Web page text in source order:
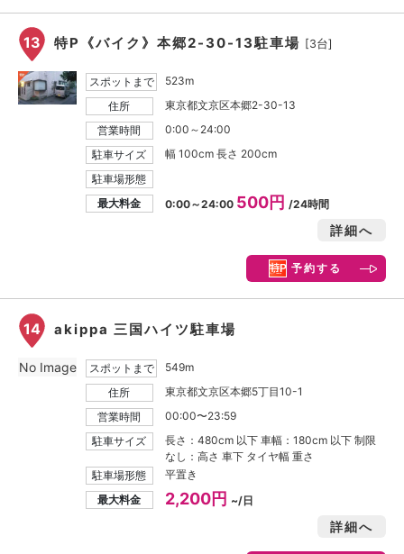
13 特P《バイク》本郷2-30-13駐車場 [3台]
スポットまで
523m
住所
東京都文京区本郷2-30-13
営業時間
0:00～24:00
駐車サイズ
幅 100cm 長さ 200cm
駐車場形態
最大料金
0:00～24:00 500円/24時間
詳細へ
予約する
14 akippa 三国ハイツ駐車場
スポットまで
549m
住所
東京都文京区本郷5丁目10-1
営業時間
00:00〜23:59
駐車サイズ
長さ：480cm 以下 車幅：180cm 以下 制限
なし：高さ 車下 タイヤ幅 重さ
駐車場形態
平置き
最大料金
2,200円 ~/日
詳細へ
No Image